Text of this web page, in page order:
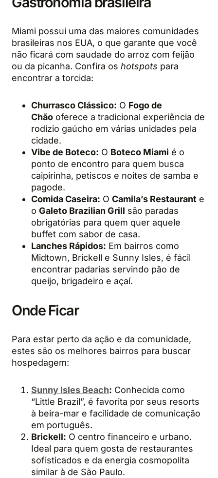
Miami possui uma das maiores comunidades
brasileiras nos EUA, o que garante que você
não ficará com saudade do arroz com feijão
ou da picanha. Confira os hotspots para
encontrar a torcida:
Churrasco Clássico: O Fogo de
Chão oferece a tradicional experiência de
rodízio gaúcho em várias unidades pela
cidade.
Vibe de Boteco: O Boteco Miami é o
ponto de encontro para quem busca
caipirinha, petiscos e noites de samba e
pagode.
Comida Caseira: O Camila’s Restaurant e
o Galeto Brazilian Grill são paradas
obrigatórias para quem quer aquele
buffet com sabor de casa.
Lanches Rápidos: Em bairros como
Midtown, Brickell e Sunny Isles, é fácil
encontrar padarias servindo pão de
queijo, brigadeiro e açaí.
Onde Ficar
Para estar perto da ação e da comunidade,
estes são os melhores bairros para buscar
hospedagem:
Sunny Isles Beach: Conhecida como
“Little Brazil”, é favorita por seus resorts
à beira-mar e facilidade de comunicação
em português.
Brickell: O centro financeiro e urbano.
Ideal para quem gosta de restaurantes
sofisticados e da energia cosmopolita
similar à de São Paulo.